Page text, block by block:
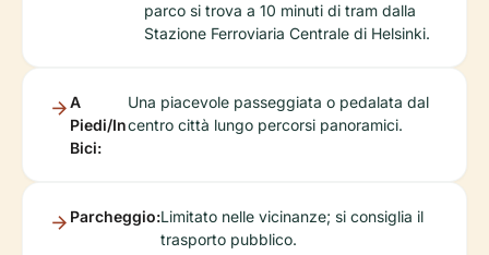
parco si trova a 10 minuti di tram dalla
Stazione Ferroviaria Centrale di Helsinki.
A
Piedi/In
Bici:
Una piacevole passeggiata o pedalata dal
centro città lungo percorsi panoramici.
Parcheggio:Limitato nelle vicinanze; si consiglia il
trasporto pubblico.